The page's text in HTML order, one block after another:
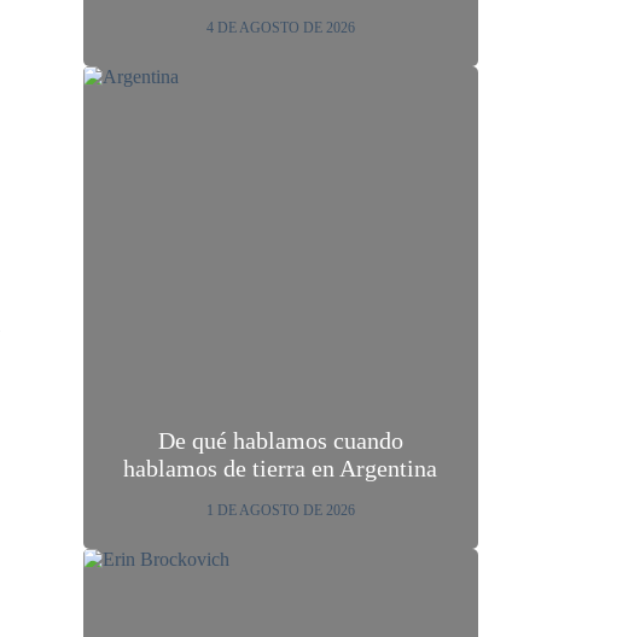
4 DE AGOSTO DE 2026
De qué hablamos cuando
hablamos de tierra en Argentina
1 DE AGOSTO DE 2026